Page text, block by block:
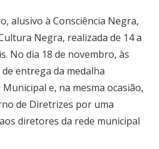
alusivo à Consciência Negra,
Negra, realizada de 14 a
No dia 18 de novembro, às
entrega da medalha
e, na mesma ocasião,
de Diretrizes por uma
diretores da rede municipal